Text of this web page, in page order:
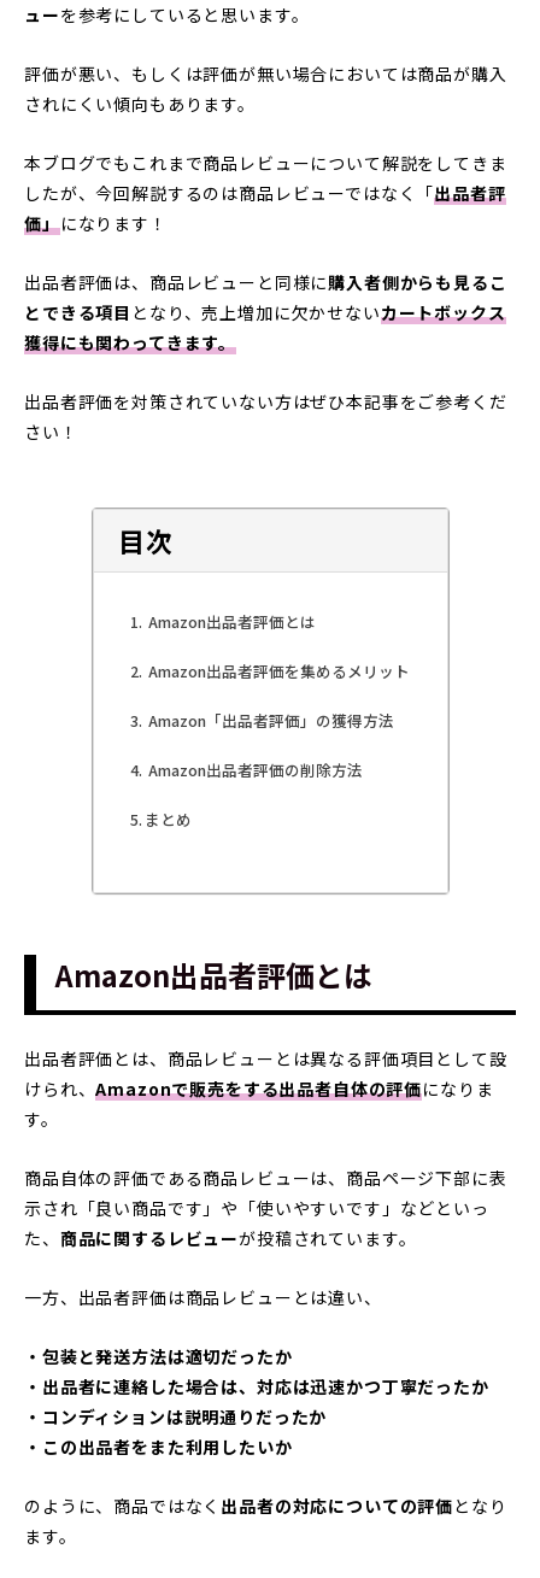
ューを参考にしていると思います。
評価が悪い、もしくは評価が無い場合においては商品が購入
されにくい傾向もあります。
本ブログでもこれまで商品レビューについて解説をしてきま
したが、今回解説するのは商品レビューではなく「出品者評
価」になります！
出品者評価は、商品レビューと同様に購入者側からも見るこ
とできる項目 となり、売上増加に欠かせないカートボックス
獲得にも関わってきます。
出品者評価を対策されていない方はぜひ本記事をご参考くだ
さい！
目次
Amazon出品者評価とは
Amazon出品者評価を集めるメリット
Amazon「出品者評価」の獲得方法
Amazon出品者評価の削除方法
まとめ
Amazon出品者評価とは
出品者評価とは、商品レビューとは異なる評価項目として設
けられ、Amazonで販売をする出品者自体の評価になりま
す。
商品自体の評価である商品レビューは、商品ページ下部に表
示され「良い商品です」や「使いやすいです」などといっ
た、 商品に関するレビューが投稿されています。
一方、出品者評価は商品レビューとは違い、
・包装と発送方法は適切だったか
・出品者に連絡した場合は、対応は迅速かつ丁寧だったか
・コンディションは説明通りだったか
・この出品者をまた利用したいか
のように、商品ではなく 出品者の対応についての評価となり
ます。